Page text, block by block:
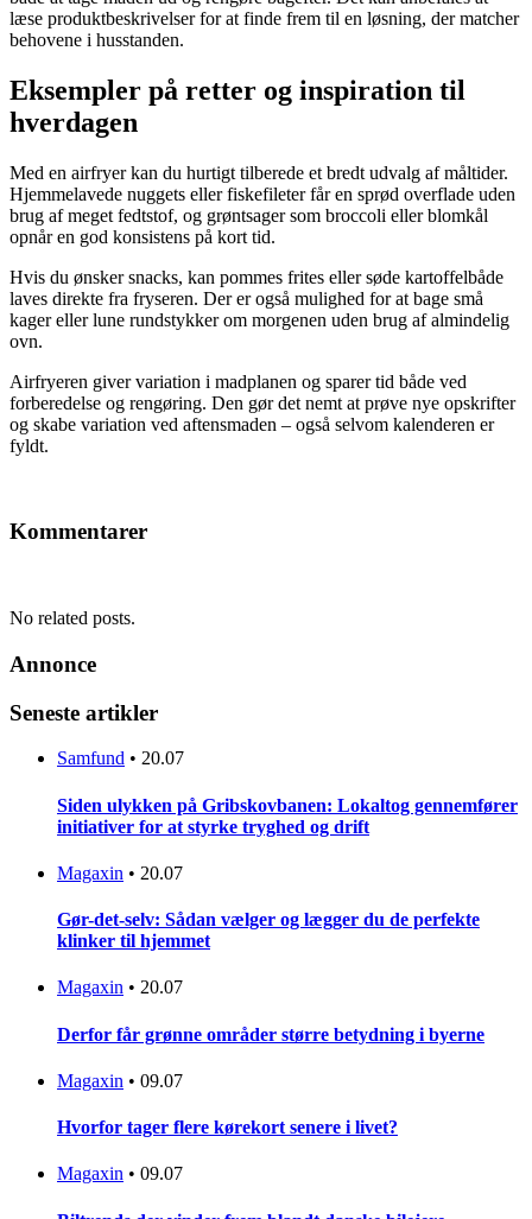
læse produktbeskrivelser for at finde frem til en løsning, der matcher
behovene i husstanden.
Eksempler på retter og inspiration til
hverdagen
Med en airfryer kan du hurtigt tilberede et bredt udvalg af måltider.
Hjemmelavede nuggets eller fiskefileter får en sprød overflade uden
brug af meget fedtstof, og grøntsager som broccoli eller blomkål
opnår en god konsistens på kort tid.
Hvis du ønsker snacks, kan pommes frites eller søde kartoffelbåde
laves direkte fra fryseren. Der er også mulighed for at bage små
kager eller lune rundstykker om morgenen uden brug af almindelig
ovn.
Airfryeren giver variation i madplanen og sparer tid både ved
forberedelse og rengøring. Den gør det nemt at prøve nye opskrifter
og skabe variation ved aftensmaden – også selvom kalenderen er
fyldt.
Kommentarer
No related posts.
Annonce
Seneste artikler
Samfund • 20.07
Siden ulykken på Gribskovbanen: Lokaltog gennemfører
initiativer for at styrke tryghed og drift
Magaxin • 20.07
Gør-det-selv: Sådan vælger og lægger du de perfekte
klinker til hjemmet
Magaxin • 20.07
Derfor får grønne områder større betydning i byerne
Magaxin • 09.07
Hvorfor tager flere kørekort senere i livet?
Magaxin • 09.07